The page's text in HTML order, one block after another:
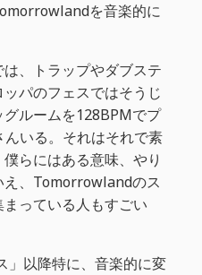
を音楽的に
、トラップやダブステ
パのフェスではそうじ
ルームを128BPMでプ
んいる。それはそれで素
らにはある意味、やり
え、Tomorrowlandのス
っている人もすごい
」以降特に、音楽的に変